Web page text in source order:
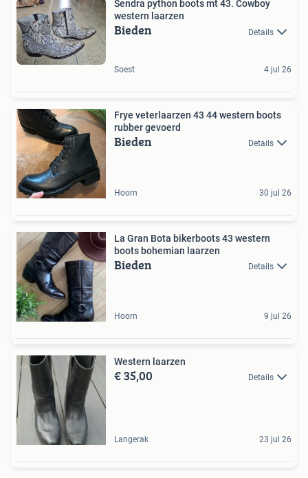
Sendra python boots mt 43. Cowboy
western laarzen
Bieden Details
Soest 4 jul 26
Frye veterlaarzen 43 44 western boots
rubber gevoerd
Bieden Details
Hoorn 30 jul 26
La Gran Bota bikerboots 43 western
boots bohemian laarzen
Bieden Details
Hoorn 9 jul 26
Western laarzen
€ 35,00 Details
Langerak 23 jul 26